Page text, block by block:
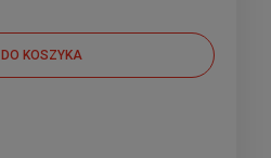
DO KOSZYKA